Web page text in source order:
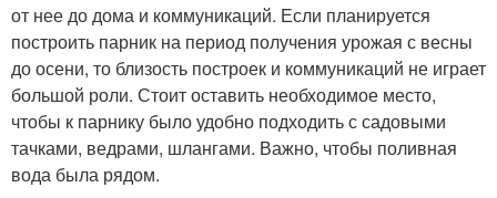
от нее до дома и коммуникаций. Если планируется
построить парник на период получения урожая с весны
до осени, то близость построек и коммуникаций не играет
большой роли. Стоит оставить необходимое место,
чтобы к парнику было удобно подходить с садовыми
тачками, ведрами, шлангами. Важно, чтобы поливная
вода была рядом.